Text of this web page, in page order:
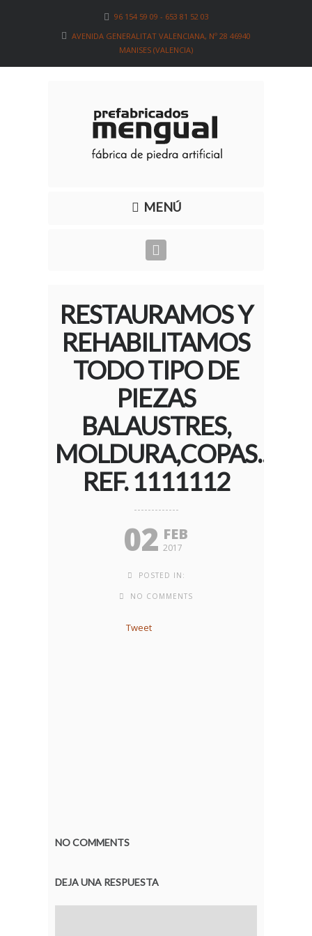
96 154 59 09 - 653 81 52 03
AVENIDA GENERALITAT VALENCIANA, Nº 28 46940
MANISES (VALENCIA)
MENÚ
RESTAURAMOS Y
REHABILITAMOS
TODO TIPO DE
PIEZAS
BALAUSTRES,
MOLDURA,COPAS..
REF. 1111112
02 FEB
2017
POSTED IN:
NO COMMENTS
Tweet
NO COMMENTS
DEJA UNA RESPUESTA